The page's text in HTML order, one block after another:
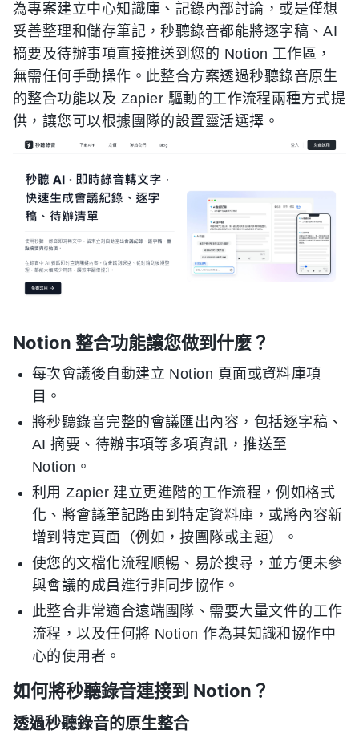
為專案建立中心知識庫、記錄內部討論，或是僅想
妥善整理和儲存筆記，秒聽錄音都能將逐字稿、AI
摘要及待辦事項直接推送到您的 Notion 工作區，
無需任何手動操作。此整合方案透過秒聽錄音原生
的整合功能以及 Zapier 驅動的工作流程兩種方式提
供，讓您可以根據團隊的設置靈活選擇。
Notion 整合功能讓您做到什麼？
每次會議後自動建立 Notion 頁面或資料庫項
目。
將秒聽錄音完整的會議匯出內容，包括逐字稿、
AI 摘要、待辦事項等多項資訊，推送至
Notion。
利用 Zapier 建立更進階的工作流程，例如格式
化、將會議筆記路由到特定資料庫，或將內容新
增到特定頁面（例如，按團隊或主題）。
使您的文檔化流程順暢、易於搜尋，並方便未參
與會議的成員進行非同步協作。
此整合非常適合遠端團隊、需要大量文件的工作
流程，以及任何將 Notion 作為其知識和協作中
心的使用者。
如何將秒聽錄音連接到 Notion？
透過秒聽錄音的原生整合